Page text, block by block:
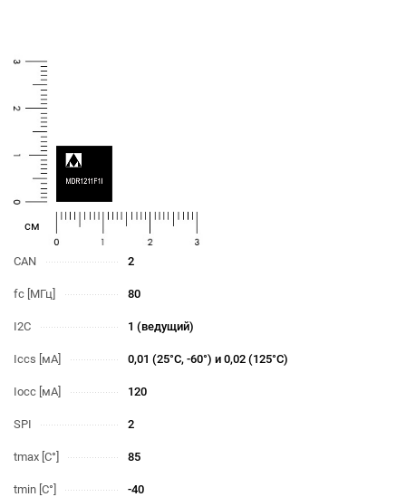
cм
CAN 2
fc [МГц] 80
I2C 1 (ведущий)
Iccs [мА] 0,01 (25°С, -60°) и 0,02 (125°С)
Iocc [мА] 120
SPI 2
tmax [С°] 85
tmin [С°]
-40